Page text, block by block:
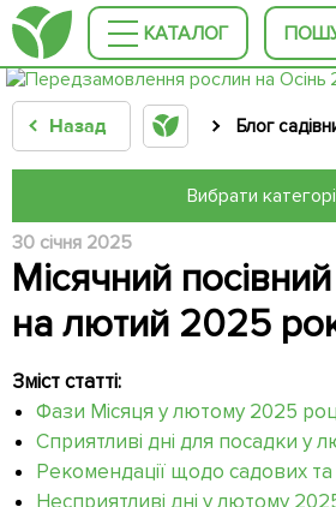
КАТАЛОГ
Назад Блог
Вибрати
30 січня 2025
Місячний
на лютий 2025
Зміст статті:
Фази Місяця у лютому 2025
Сприятливі дні для посадки у
Рекомендації щодо садових та
Несприятливі дні у лютому